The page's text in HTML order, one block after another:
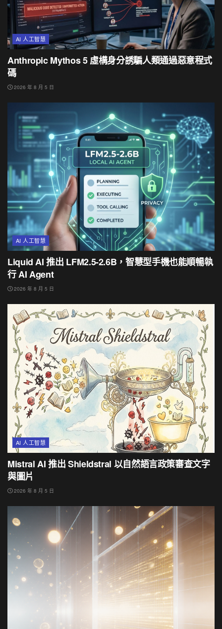
AI 人工智慧
Anthropic Mythos 5 虛構身分誘騙人類通過惡意程式
碼
2026 年 8 月 5 日
AI 人工智慧
Liquid AI 推出 LFM2.5-2.6B，智慧型手機也能順暢執
行 AI Agent
2026 年 8 月 5 日
AI 人工智慧
Mistral AI 推出 Shieldstral 以自然語言政策審查文字
與圖片
2026 年 8 月 5 日